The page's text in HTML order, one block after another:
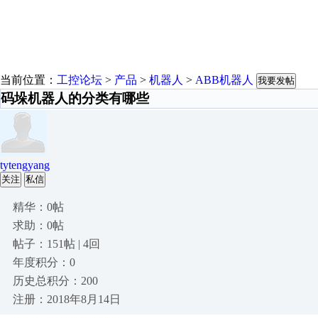
当前位置： 工控论坛 > 产品 > 机器人 > ABB机器人 我要发帖
码垛机器人的分类有哪些
tytengyang
关注 私信
精华：0帖
求助：0帖
帖子：151帖 | 4回
年度积分：0
历史总积分：200
注册：2018年8月14日